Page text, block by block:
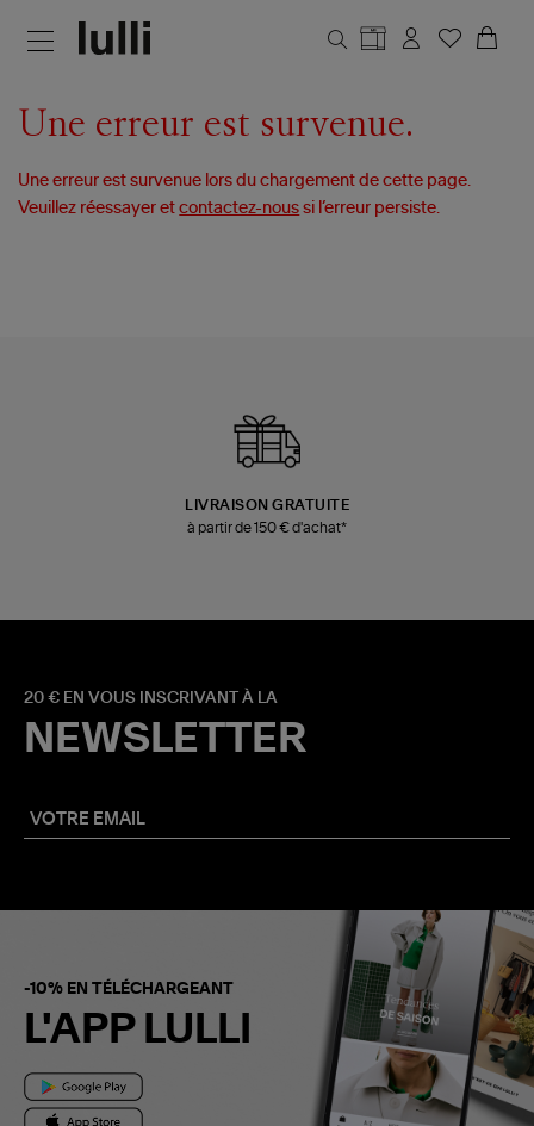
Une erreur est survenue.
Une erreur est survenue lors du chargement de cette page.
Veuillez réessayer etcontactez-nous si l’erreur persiste.
LIVRAISON GRATUITE
à partir de 150 € d'achat*
20 € EN VOUS INSCRIVANT À LA
NEWSLETTER
-10% EN TÉLÉCHARGEANT
L'APP LULLI